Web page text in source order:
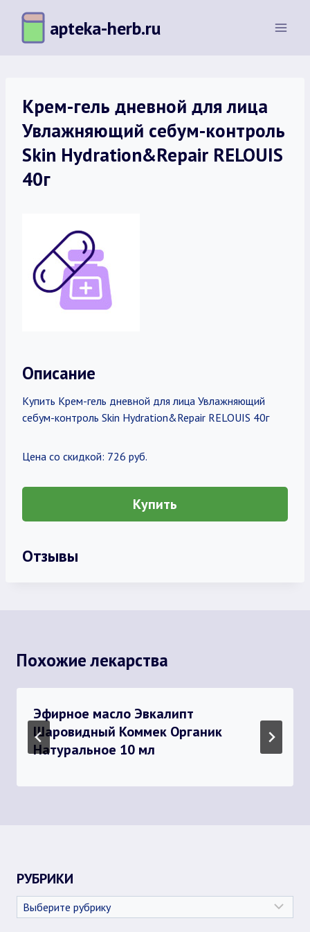
Перейти
содержимому
apteka-herb.ru
Крем-гель дневной для лица
Увлажняющий себум-контроль
Skin Hydration&Repair RELOUIS
40г
Описание
Купить Крем-гель дневной для лица Увлажняющий
себум-контроль Skin Hydration&Repair RELOUIS 40г
Цена со скидкой: 726 руб.
Купить
Отзывы
Похожие лекарства
Эфирное масло Эвкалипт
Шаровидный Коммек Органик
Натуральное 10 мл
РУБРИКИ
Рубрики